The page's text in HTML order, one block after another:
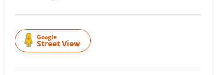
Google
Street View